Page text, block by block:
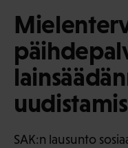
SAK:n lausunto